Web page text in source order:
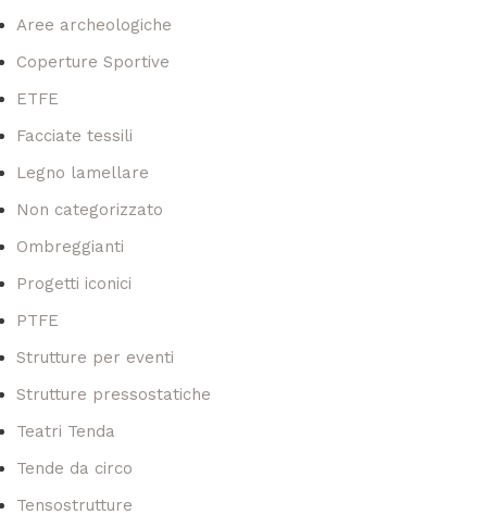
Aree archeologiche
Coperture Sportive
ETFE
Facciate tessili
Legno lamellare
Non categorizzato
Ombreggianti
Progetti iconici
PTFE
Strutture per eventi
Strutture pressostatiche
Teatri Tenda
Tende da circo
Tensostrutture